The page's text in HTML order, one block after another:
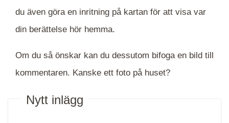
du även göra en inritning på kartan för att visa var
din berättelse hör hemma.
Om du så önskar kan du dessutom bifoga en bild till
kommentaren. Kanske ett foto på huset?
Nytt inlägg